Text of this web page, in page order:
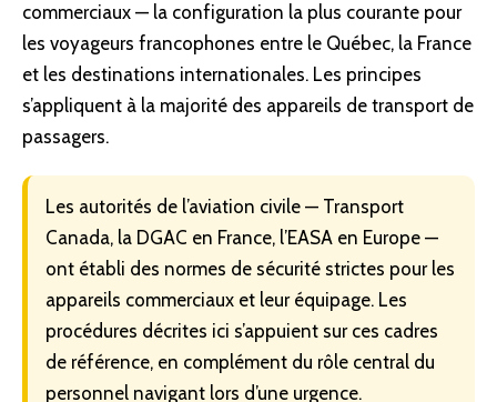
commerciaux — la configuration la plus courante pour
les voyageurs francophones entre le Québec, la France
et les destinations internationales. Les principes
s’appliquent à la majorité des appareils de transport de
passagers.
Les autorités de l’aviation civile — Transport
Canada, la DGAC en France, l’EASA en Europe —
ont établi des normes de sécurité strictes pour les
appareils commerciaux et leur équipage. Les
procédures décrites ici s’appuient sur ces cadres
de référence, en complément du rôle central du
personnel navigant lors d’une urgence.